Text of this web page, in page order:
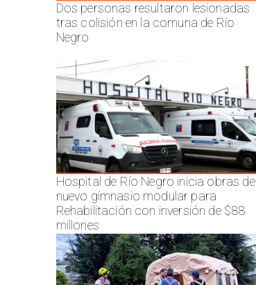
Dos personas resultaron lesionadas
tras colisión en la comuna de Río
Negro
Hospital de Río Negro inicia obras de
nuevo gimnasio modular para
Rehabilitación con inversión de $88
millones